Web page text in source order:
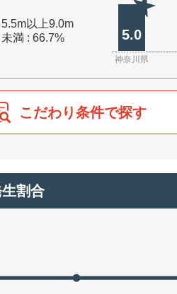
5.5m以上9.0m
未満 : 66.7%
5.0
神奈川県
こだわり条件で探す
割合